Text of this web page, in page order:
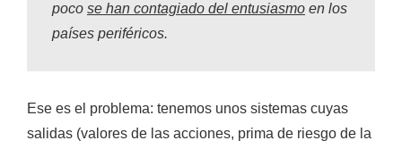
poco se han contagiado del entusiasmo en los
países periféricos.
Ese es el problema: tenemos unos sistemas cuyas
salidas (valores de las acciones, prima de riesgo de la